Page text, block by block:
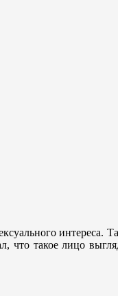
интереса.
такое лицо